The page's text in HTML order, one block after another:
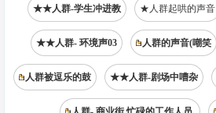
★★人群-学生冲进教 ★人群起哄的声音
★★人群- 环境声03 人群的声音(嘲笑
人群被逗乐的鼓 ★★人群-剧场中嘈杂